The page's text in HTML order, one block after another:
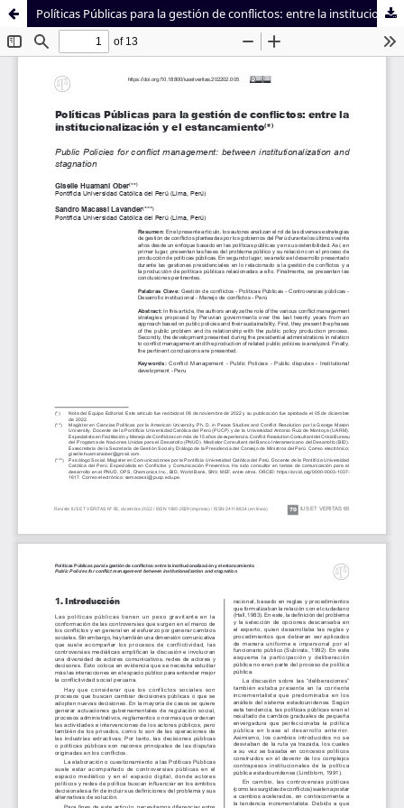
Sistema de
Bibliotecas
Facultad de
Derecho
Políticas Públicas para la gestión de conflictos: entre la institucionalización y el estancamiento